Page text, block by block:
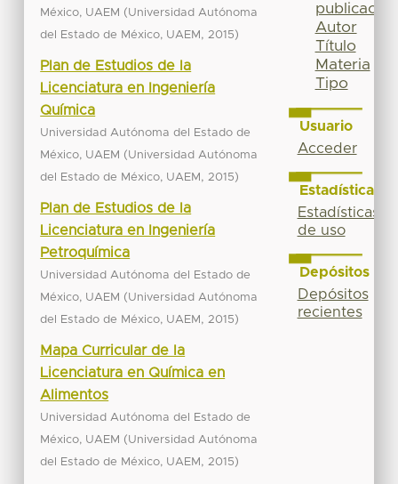
México, UAEM (Universidad Autónoma
del Estado de México, UAEM , 2015)
Plan de Estudios de la
Licenciatura en Ingeniería
Química
Universidad Autónoma del Estado de
México, UAEM (Universidad Autónoma
del Estado de México, UAEM , 2015)
Plan de Estudios de la
Licenciatura en Ingeniería
Petroquímica
Universidad Autónoma del Estado de
México, UAEM (Universidad Autónoma
del Estado de México, UAEM , 2015)
Mapa Curricular de la
Licenciatura en Química en
Alimentos
Universidad Autónoma del Estado de
México, UAEM (Universidad Autónoma
del Estado de México, UAEM , 2015)
publicación
Autor
Título
Materia
Tipo
Usuario
Acceder
Estadísticas
Estadísticas
de uso
Depósitos
Depósitos
recientes